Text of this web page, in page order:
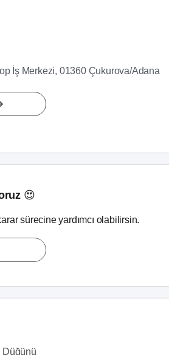
İş Merkezi, 01360 Çukurova/Adana
😍
sürecine yardımcı olabilirsin.
Düğünü